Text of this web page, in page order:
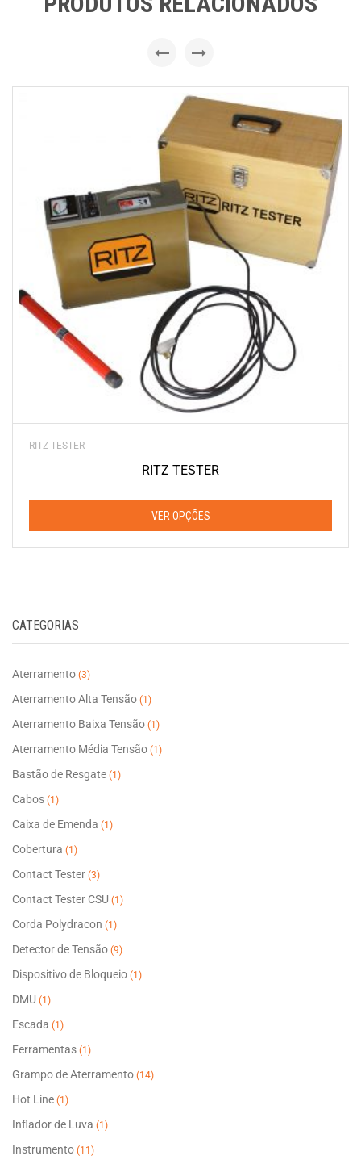
RITZ TESTER
RITZ TESTER
VER OPÇÕES
variantes.
opções
escolhidas
na
página
produto
CATEGORIAS
Aterramento (3)
Aterramento Alta Tensão (1)
Aterramento Baixa Tensão (1)
Aterramento Média Tensão (1)
Bastão de Resgate (1)
Cabos (1)
Caixa de Emenda (1)
Cobertura (1)
Contact Tester (3)
Contact Tester CSU (1)
Corda Polydracon (1)
Detector de Tensão (9)
Dispositivo de Bloqueio (1)
DMU (1)
Escada (1)
Ferramentas (1)
Grampo de Aterramento (14)
Hot Line (1)
Inflador de Luva (1)
Instrumento (11)